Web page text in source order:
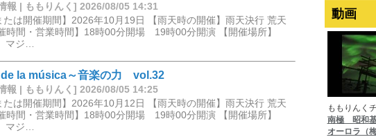
報 | ももりんく] 2026/08/05 14:31
たは開催期間】2026年10月19日 【雨天時の開催】雨天決行 荒天
時間・営業時間】18時00分開場 19時00分開演 【開催場所】
マジ…
de la música～音楽の力 vol.32
報 | ももりんく] 2026/08/05 14:25
たは開催期間】2026年10月12日 【雨天時の開催】雨天決行 荒天
時間・営業時間】18時00分開場 19時00分開演 【開催場所】
マジ…
動画
ももりんく
南極 昭和
オーロラ（